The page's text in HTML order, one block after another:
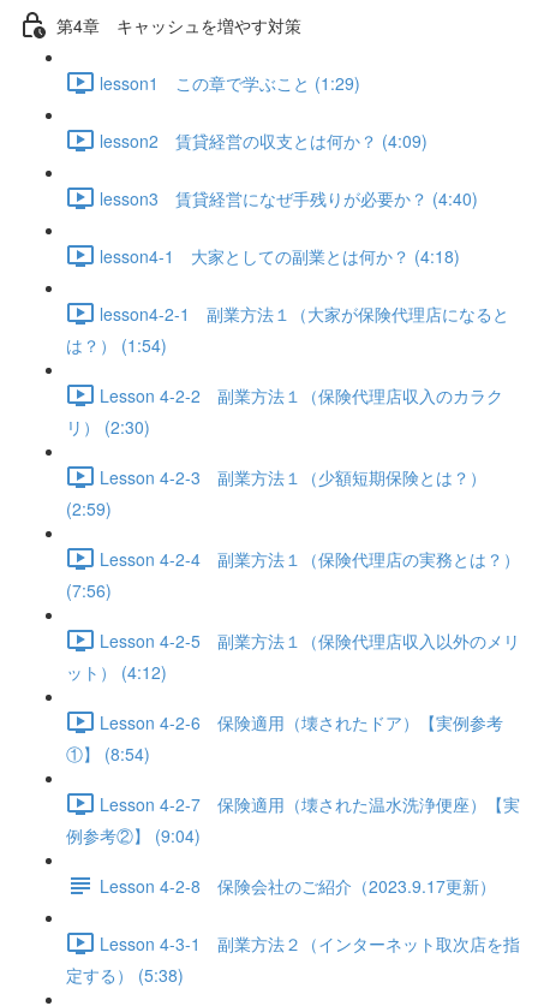
第4章 キャッシュを増やす対策
lesson1 この章で学ぶこと (1:29)
lesson2 賃貸経営の収支とは何か？ (4:09)
lesson3 賃貸経営になぜ手残りが必要か？ (4:40)
lesson4-1 大家としての副業とは何か？ (4:18)
lesson4-2-1 副業方法１（大家が保険代理店になると
は？） (1:54)
Lesson 4-2-2 副業方法１（保険代理店収入のカラク
リ） (2:30)
Lesson 4-2-3 副業方法１（少額短期保険とは？）
(2:59)
Lesson 4-2-4 副業方法１（保険代理店の実務とは？）
(7:56)
Lesson 4-2-5 副業方法１（保険代理店収入以外のメリ
ット） (4:12)
Lesson 4-2-6 保険適用（壊されたドア）【実例参考
①】 (8:54)
Lesson 4-2-7 保険適用（壊された温水洗浄便座）【実
例参考②】 (9:04)
Lesson 4-2-8 保険会社のご紹介（2023.9.17更新）
Lesson 4-3-1 副業方法２（インターネット取次店を指
定する） (5:38)